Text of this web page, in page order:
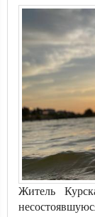
Житель